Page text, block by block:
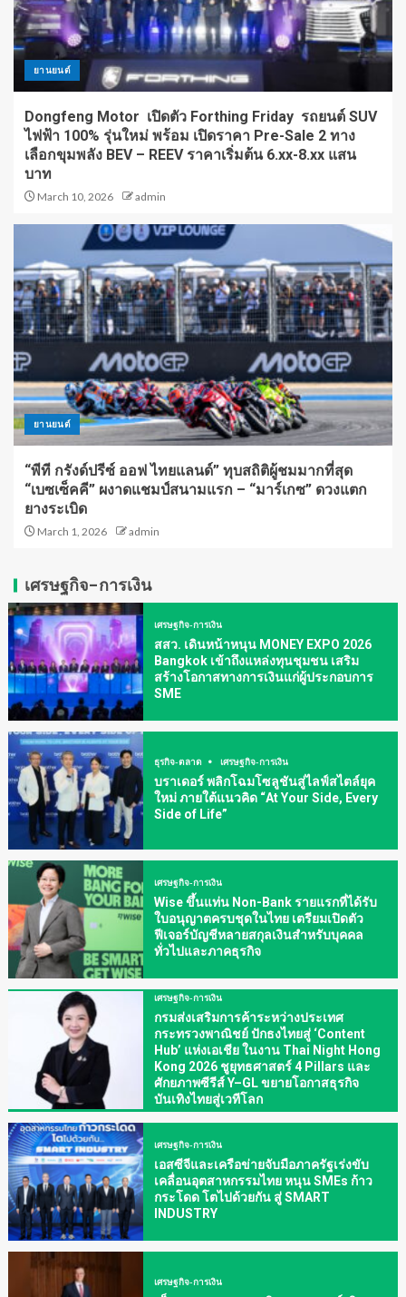
ยานยนต์
Dongfeng Motor เปิดตัว Forthing Friday รถยนต์ SUV
ไฟฟ้า 100% รุ่นใหม่ พร้อม เปิดราคา Pre-Sale 2 ทาง
เลือกขุมพลัง BEV – REEV ราคาเริ่มต้น 6.xx-8.xx แสน
บาท
March 10, 2026 admin
ยานยนต์
“พีที กรังด์ปรีซ์ ออฟ ไทยแลนด์” ทุบสถิติผู้ชมมากที่สุด
“เบซเซ็คคี” ผงาดแชมป์สนามแรก – “มาร์เกซ” ดวงแตก
ยางระเบิด
March 1, 2026 admin
เศรษฐกิจ-การเงิน
เศรษฐกิจ-การเงิน
สสว. เดินหน้าหนุน MONEY EXPO 2026
Bangkok เข้าถึงแหล่งทุนชุมชน เสริม
สร้างโอกาสทางการเงินแก่ผู้ประกอบการ
SME
ธุรกิจ-ตลาด เศรษฐกิจ-การเงิน
บราเดอร์ พลิกโฉมโซลูชันสู่ไลฟ์สไตล์ยุค
ใหม่ ภายใต้แนวคิด “At Your Side, Every
Side of Life”
เศรษฐกิจ-การเงิน
Wise ขึ้นแท่น Non-Bank รายแรกที่ได้รับ
ใบอนุญาตครบชุดในไทย เตรียมเปิดตัว
ฟีเจอร์บัญชีหลายสกุลเงินสำหรับบุคคล
ทั่วไปและภาคธุรกิจ
เศรษฐกิจ-การเงิน
กรมส่งเสริมการค้าระหว่างประเทศ
กระทรวงพาณิชย์ ปักธงไทยสู่ ‘Content
Hub’ แห่งเอเชีย ในงาน Thai Night Hong
Kong 2026 ชูยุทธศาสตร์ 4 Pillars และ
ศักยภาพซีรีส์ Y–GL ขยายโอกาสธุรกิจ
บันเทิงไทยสู่เวทีโลก
เศรษฐกิจ-การเงิน
เอสซีจีและเครือข่ายจับมือภาครัฐเร่งขับ
เคลื่อนอุตสาหกรรมไทย หนุน SMEs ก้าว
กระโดด โตไปด้วยกัน สู่ SMART
INDUSTRY
เศรษฐกิจ-การเงิน